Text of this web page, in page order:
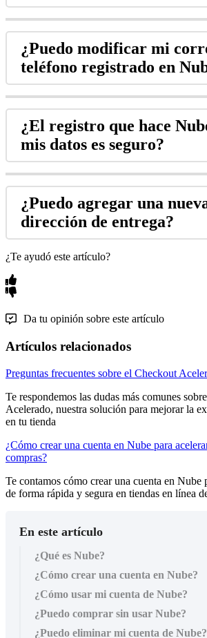
¿Puedo modificar mi
teléfono registrado en
¿El registro que hace
mis datos es seguro?
¿Puedo agregar una
dirección de entrega?
¿Te ayudó este artículo?
Da tu opinión sobre este artículo
Artículos relacionados
Preguntas frecuentes sobre el Checkout
Te respondemos las dudas más comunes
Acelerado, nuestra solución para mejorar la
en tu tienda
¿Cómo crear una cuenta en Nube para
compras?
Te contamos cómo crear una cuenta en Nube
de forma rápida y segura en tiendas en línea
En este artículo
¿Qué es Nube?
¿Cómo crear una cuenta en Nube?
¿Cómo usar mi cuenta de Nube?
¿Puedo comprar sin usar Nube?
¿Puedo eliminar mi cuenta de Nube?